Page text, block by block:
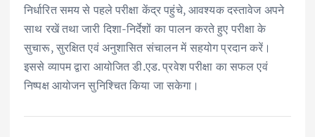
निर्धारित समय से पहले परीक्षा केंद्र पहुंचे, आवश्यक दस्तावेज अपने
साथ रखें तथा जारी दिशा-निर्देशों का पालन करते हुए परीक्षा के
सुचारू, सुरक्षित एवं अनुशासित संचालन में सहयोग प्रदान करें।
इससे व्यापम द्वारा आयोजित डी.एड. प्रवेश परीक्षा का सफल एवं
निष्पक्ष आयोजन सुनिश्चित किया जा सकेगा।